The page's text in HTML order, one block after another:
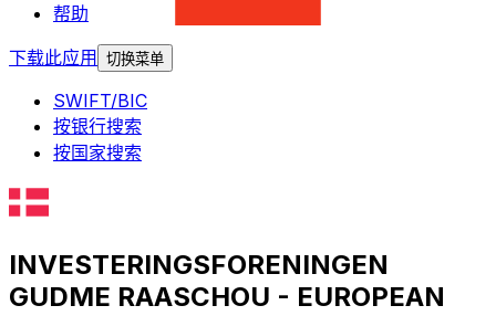
帮助
下载此应用
切换菜单
SWIFT/BIC
按银行搜索
按国家搜索
INVESTERINGSFORENINGEN
GUDME RAASCHOU - EUROPEAN